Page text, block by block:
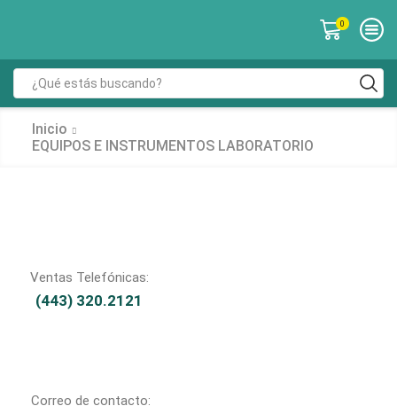
0
Inicio
EQUIPOS E INSTRUMENTOS LABORATORIO
Ventas Telefónicas:
(443) 320.2121
Correo de contacto: